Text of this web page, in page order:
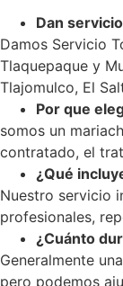
Dan
Damos Servicio
Tlaquepaque y
Tlajomulco, El
Por que
somos un
contratado, el
¿Qué
Nuestro servicio
profesionales,
¿Cuánto
Generalmente
pero podemos